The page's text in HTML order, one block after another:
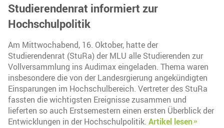
Studierendenrat informiert zur
Hochschulpolitik
Am Mittwochabend, 16. Oktober, hatte der
Studierendenrat (StuRa) der MLU alle Studierenden zur
Vollversammlung ins Audimax eingeladen. Thema waren
insbesondere die von der Landesrgierung angekündigten
Einsparungen im Hochschulbereich. Vertreter des StuRa
fassten die wichtigsten Ereignisse zusammen und
lieferten so auch Erstsemestern einen ersten Überblick der
Entwicklungen in der Hochschulpolitik. Artikel lesen